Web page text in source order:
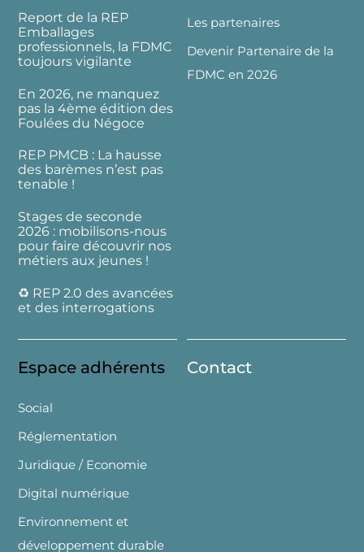
Report de la REP
Emballages
professionnels, la FDMC
toujours vigilante
En 2026, ne manquez
pas la 4ème édition des
Foulées du Négoce
REP PMCB : La hausse
des barèmes n’est pas
tenable !
Stages de seconde
2026 : mobilisons-nous
pour faire découvrir nos
métiers aux jeunes !
♻️ REP 2.0 des avancées
et des interrogations
Les partenaires
Devenir Partenaire de la
FDMC en 2026
Espace adhérents
Social
Réglementation
Juridique / Economie
Digital numérique
Environnement et
développement durable
Contact